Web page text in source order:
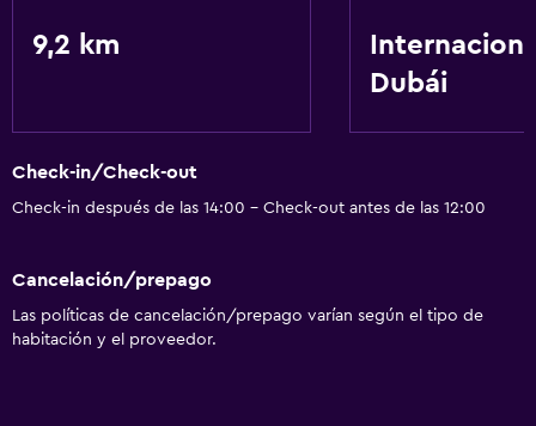
9,2 km
Dubái
Check-in/Check-out
Check-in después de las 14:00 - Check-out antes de las 12:00
Cancelación/prepago
Las políticas de cancelación/prepago varían según el tipo de
habitación y el proveedor.